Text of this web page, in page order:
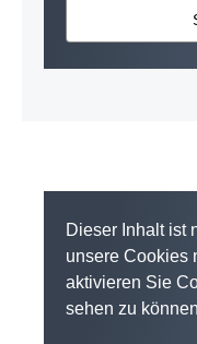
Dieser Inhalt ist
unsere Cookies
aktivieren Sie
sehen zu